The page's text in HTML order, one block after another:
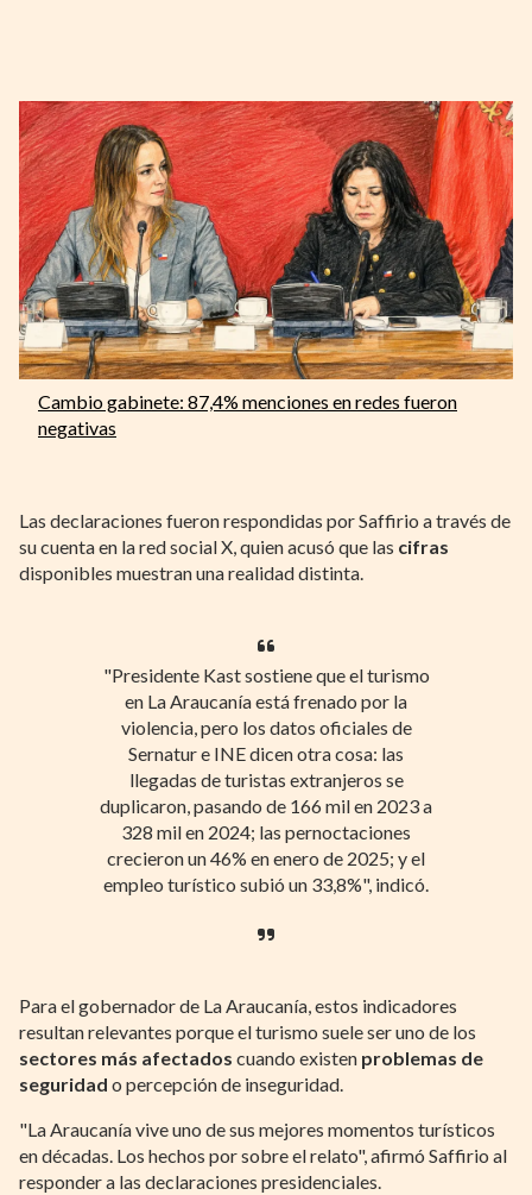
Cambio gabinete: 87,4% menciones en redes fueron
negativas
Las declaraciones fueron respondidas por Saffirio a través de
su cuenta en la red social X, quien acusó que las cifras
disponibles muestran una realidad distinta.
"Presidente Kast sostiene que el turismo
en La Araucanía está frenado por la
violencia, pero los datos oficiales de
Sernatur e INE dicen otra cosa: las
llegadas de turistas extranjeros se
duplicaron, pasando de 166 mil en 2023 a
328 mil en 2024; las pernoctaciones
crecieron un 46% en enero de 2025; y el
empleo turístico subió un 33,8%", indicó.
Para el gobernador de La Araucanía, estos indicadores
resultan relevantes porque el turismo suele ser uno de los
sectores más afectados cuando existen problemas de
seguridad o percepción de inseguridad.
"La Araucanía vive uno de sus mejores momentos turísticos
en décadas. Los hechos por sobre el relato", afirmó Saffirio al
responder a las declaraciones presidenciales.